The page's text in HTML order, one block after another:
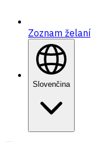
Zoznam želaní
Slovenčina